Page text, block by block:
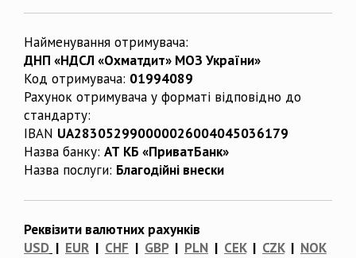
Найменування отримувача:
ДНП «НДСЛ «Охматдит» МОЗ України»
Код отримувача: 01994089
Рахунок отримувача у форматі відповідно до
стандарту:
IBAN UA283052990000026004045036179
Назва банку: АТ КБ «ПриватБанк»
Назва послуги: Благодійні внески
Реквізити валютних рахунків
USD | EUR | CHF | GBP| PLN | CEK| CZK| NOK